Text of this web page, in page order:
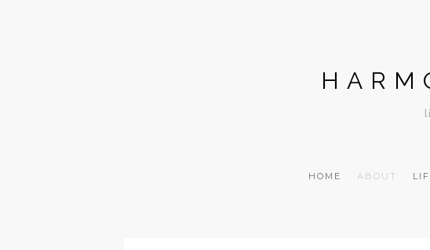
HOME ABOUT